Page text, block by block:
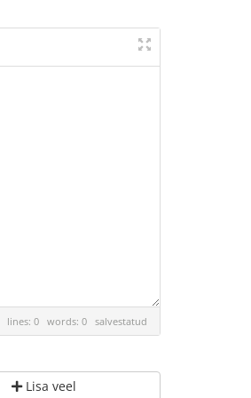
lines: 0 words: 0 salvestatud
Lisa veel